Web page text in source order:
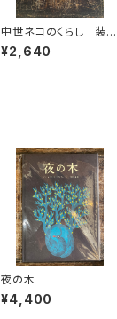
中世ネコのくらし 装飾
写本でたどる
¥2,640
夜の木
¥4,400